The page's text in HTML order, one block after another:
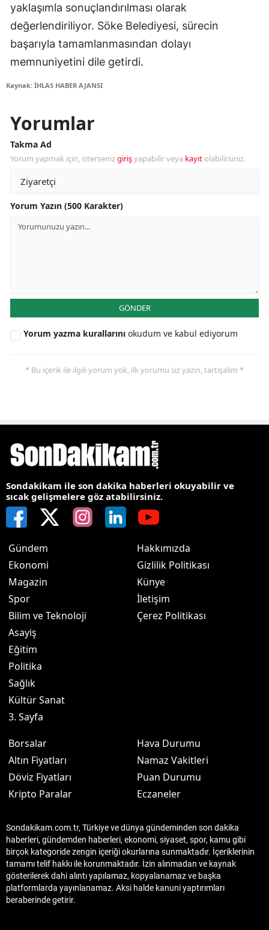
yaklaşımla sonuçlandırılması olarak
değerlendiriliyor. Söke Belediyesi, sürecin
başarıyla tamamlanmasından dolayı
memnuniyetini dile getirdi.
Kaynak: İHLAS HABER AJANSI
Yorumlar
Takma Ad
Yorum yapmak için, istersenizgirişyapabilir veya kayıt olabilirsiniz.
Yorum Yazın (500 Karakter)
GÖNDER
Yorum yazma kurallarını okudum ve kabul ediyorum
* Bu içerik ile ilgili yorum yok, ilk yorumu siz yazın, tartışalım *
Sondakikam ile son dakika haberleri okuyabilir ve
sıcak gelişmelere göz atabilirsiniz.
Gündem
Ekonomi
Magazin
Spor
Bilim ve Teknoloji
Asayiş
Eğitim
Politika
Sağlık
Kültür Sanat
3. Sayfa
Hakkımızda
Gizlilik Politikası
Künye
İletişim
Çerez Politikası
Borsalar
Altın Fiyatları
Döviz Fiyatları
Kripto Paralar
Hava Durumu
Namaz Vakitleri
Puan Durumu
Eczaneler
Sondakikam.com.tr, Türkiye ve dünya gündeminden son dakika
haberleri, gündemden haberleri, ekonomi, siyaset, spor, kamu gibi
birçok kategoride zengin içeriği okurlarına sunmaktadır. İçeriklerinin
tamamı telif hakkı ile korunmaktadır. İzin alınmadan ve kaynak
gösterilerek dahi alıntı yapılamaz, kopyalanamaz ve başka
platformlarda yayınlanamaz. Aksi halde kanuni yaptırımları
beraberinde getirir.